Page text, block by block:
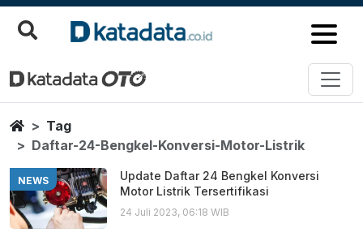
Daftar 24 Bengkel Konversi
Berita Terbaru
HomeTag
Daftar-24-Bengkel-Konversi-Motor-Listrik
NEWS
Update Daftar 24 Bengkel Konversi
Motor Listrik Tersertifikasi
24 Juli 2023, 06:18 WIB